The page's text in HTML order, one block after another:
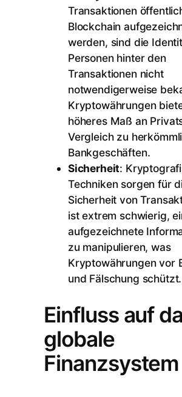
Transaktionen
Blockchain
werden, sind die
Personen hinter den
Transaktionen nicht
notwendigerweise
Kryptowährungen
höheres Maß an
Vergleich zu
Bankgeschäften.
Sicherheit:
Techniken sorgen für
Sicherheit von
ist extrem schwierig,
aufgezeichnete
zu manipulieren, was
Kryptowährungen vor
und Fälschung schützt.
Einfluss auf
globale
Finanzsystem